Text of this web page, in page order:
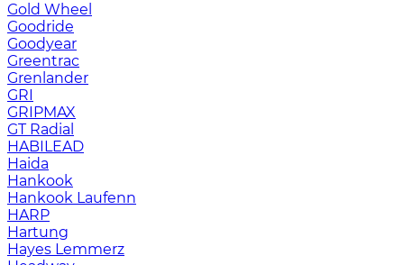
Gold Wheel
Goodride
Goodyear
Greentrac
Grenlander
GRI
GRIPMAX
GT Radial
HABILEAD
Haida
Hankook
Hankook Laufenn
HARP
Hartung
Hayes Lemmerz